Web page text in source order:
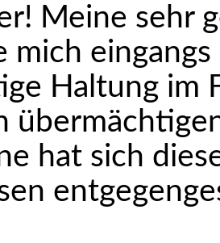
Meine sehr
mich
Haltung im
hat sich